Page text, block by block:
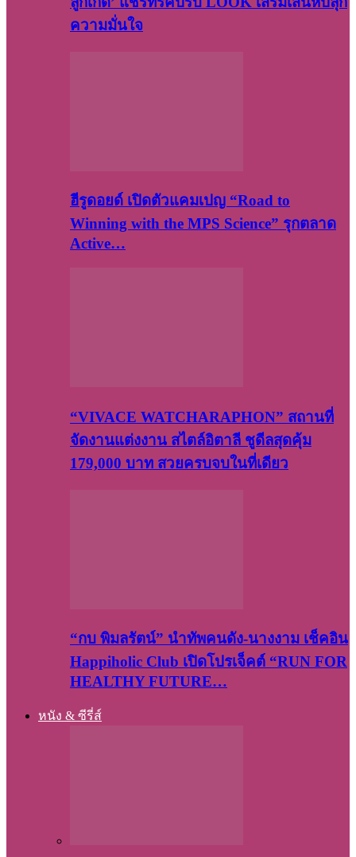
ความมั่นใจ
ฮีรูดอยด์ เปิดตัวแคมเปญ “Road to
Winning with the MPS Science” รุกตลาด
Active…
“VIVACE WATCHARAPHON” สถานที่
จัดงานแต่งงาน สไตล์อิตาลี ชูดีลสุดคุ้ม
179,000 บาท สวยครบจบในที่เดียว
“กบ พิมลรัตน์” นำทัพคนดัง-นางงาม เช็คอิน
Happiholic Club เปิดโปรเจ็คต์ “RUN FOR
HEALTHY FUTURE…
หนัง & ซีรี่ส์